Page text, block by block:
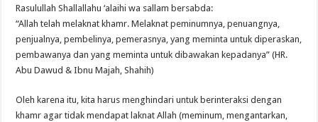
Rasulullah Shallallahu ‘alaihi wa sallam bersabda:
“Allah telah melaknat khamr. Melaknat peminumnya, penuangnya,
penjualnya, pembelinya, pemerasnya, yang meminta untuk diperaskan,
pembawanya dan yang meminta untuk dibawakan kepadanya” (HR.
Abu Dawud & Ibnu Majah, Shahih)
Oleh karena itu, kita harus menghindari untuk berinteraksi dengan
khamr agar tidak mendapat laknat Allah (meminum, mengantarkan,